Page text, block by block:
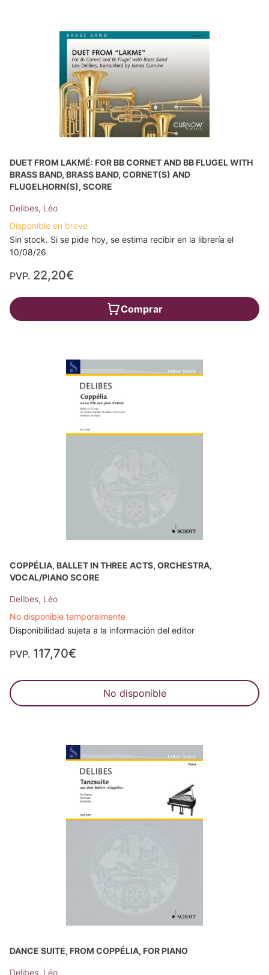
DUET FROM LAKMÉ: FOR BB CORNET AND BB FLUGEL WITH
BRASS BAND, BRASS BAND, CORNET(S) AND
FLUGELHORN(S), SCORE
Delibes, Léo
Disponible en breve
Sin stock. Si se pide hoy, se estima recibir en la librería el
10/08/26
PVP. 22,20€
Comprar
COPPÉLIA, BALLET IN THREE ACTS, ORCHESTRA,
VOCAL/PIANO SCORE
Delibes, Léo
No disponible temporalmente
Disponibilidad sujeta a la información del editor
PVP. 117,70€
No disponible
DANCE SUITE, FROM COPPÉLIA, FOR PIANO
Delibes, Léo